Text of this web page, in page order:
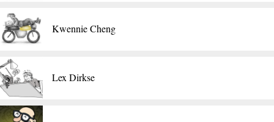
Kwennie Cheng
Lex Dirkse